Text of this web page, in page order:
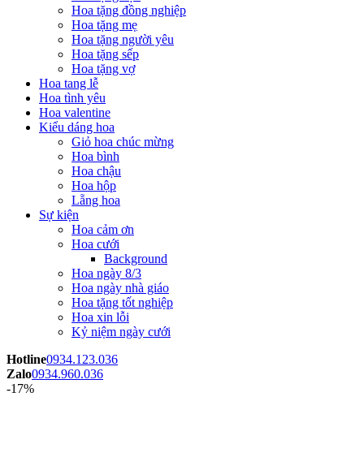
Hoa tặng đồng nghiệp
Hoa tặng mẹ
Hoa tặng người yêu
Hoa tặng sếp
Hoa tặng vợ
Hoa tang lễ
Hoa tình yêu
Hoa valentine
Kiểu dáng hoa
Giỏ hoa chúc mừng
Hoa bình
Hoa chậu
Hoa hộp
Lẵng hoa
Sự kiện
Hoa cảm ơn
Hoa cưới
Background
Hoa ngày 8/3
Hoa ngày nhà giáo
Hoa tặng tốt nghiệp
Hoa xin lỗi
Kỷ niệm ngày cưới
Hotline0934.123.036
Zalo0934.960.036
-17%